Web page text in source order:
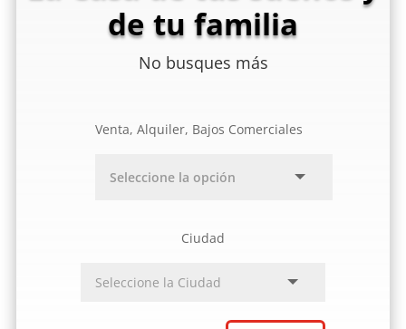
de tu familia
No busques más
Venta, Alquiler, Bajos Comerciales
Ciudad